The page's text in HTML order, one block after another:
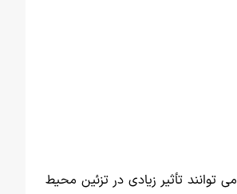
توانند تأثیر زیادی در تزئین محیط